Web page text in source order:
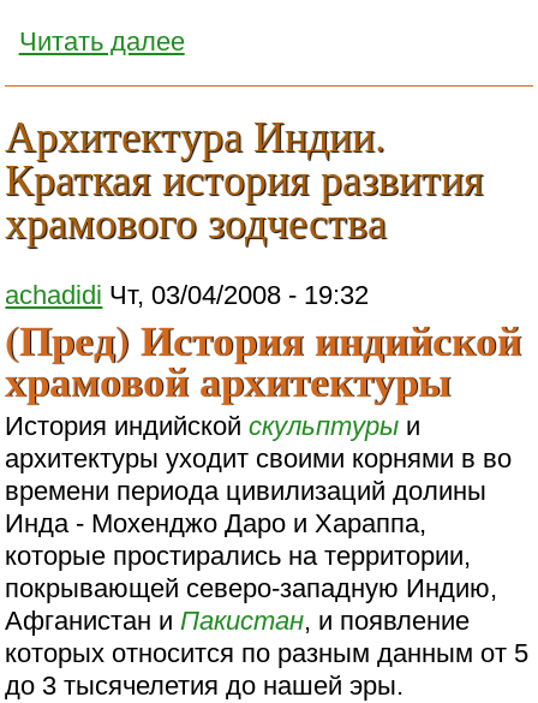
Читать далее
Архитектура Индии.
Краткая история развития
храмового зодчества
achadidi Чт, 03/04/2008 - 19:32
(Пред) История индийской
храмовой архитектуры
История индийскойскульптуры и
архитектуры уходит своими корнями в во
времени периода цивилизаций долины
Инда - Мохенджо Даро и Хараппа,
которые простирались на территории,
покрывающей северо-западную Индию,
Афганистан иПакистан, и появление
которых относится по разным данным от 5
до 3 тысячелетия до нашей эры.